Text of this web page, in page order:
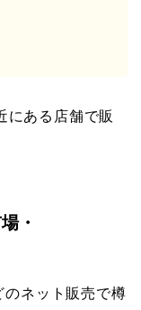
にある店舗で販
・
ネット販売で樽